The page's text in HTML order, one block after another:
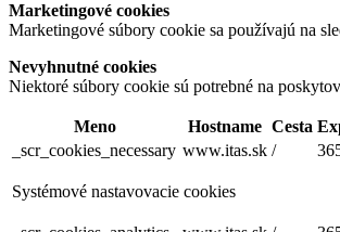
Marketingové cookies
Marketingové súbory cookie sa používajú na
Nevyhnutné cookies
Niektoré súbory cookie sú potrebné na
Meno Hostname Cesta
_scr_cookies_necessary www.itas.sk /
Systémové nastavovacie cookies